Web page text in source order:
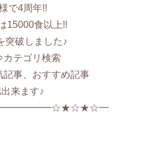
で4周年!!
15000食以上!!
突破しました♪
テゴリ検索
事、おすすめ記事
来ます♪